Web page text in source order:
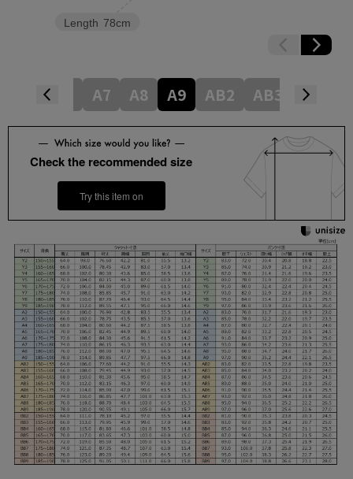
Length 78cm
A7 A8 A9 AB2 AB3 AB4
Check the recommended size
Try this item on